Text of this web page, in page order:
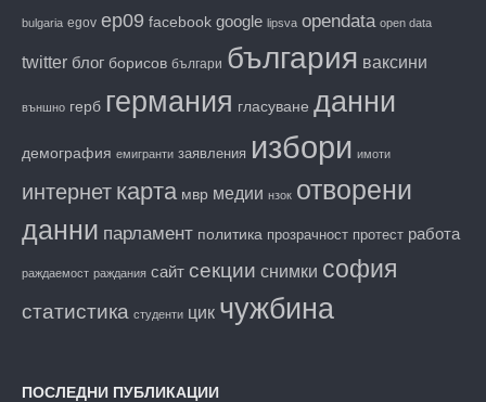
bulgaria egov ep09 facebook google lipsva opendata open data
twitter блог борисов българи българия ваксини
външно герб германия гласуване данни
демография емигранти заявления избори имоти
интернет карта мвр медии нзок отворени
данни парламент политика прозрачност протест работа
раждаемост раждания сайт секции снимки софия
статистика студенти цик чужбина
ПОСЛЕДНИ ПУБЛИКАЦИИ